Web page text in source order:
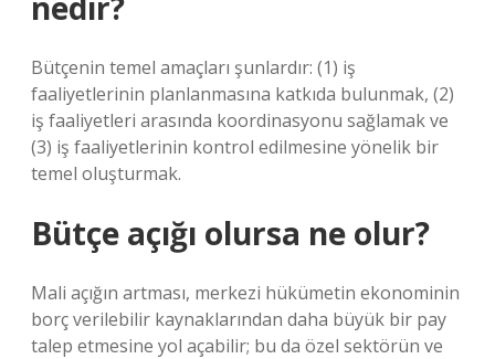
Bütçenin temel amaçları şunlardır: (1) iş
faaliyetlerinin planlanmasına katkıda bulunmak, (2)
iş faaliyetleri arasında koordinasyonu sağlamak ve
(3) iş faaliyetlerinin kontrol edilmesine yönelik bir
temel oluşturmak.
Bütçe açığı olursa ne olur?
Mali açığın artması, merkezi hükümetin ekonominin
borç verilebilir kaynaklarından daha büyük bir pay
talep etmesine yol açabilir; bu da özel sektörün ve